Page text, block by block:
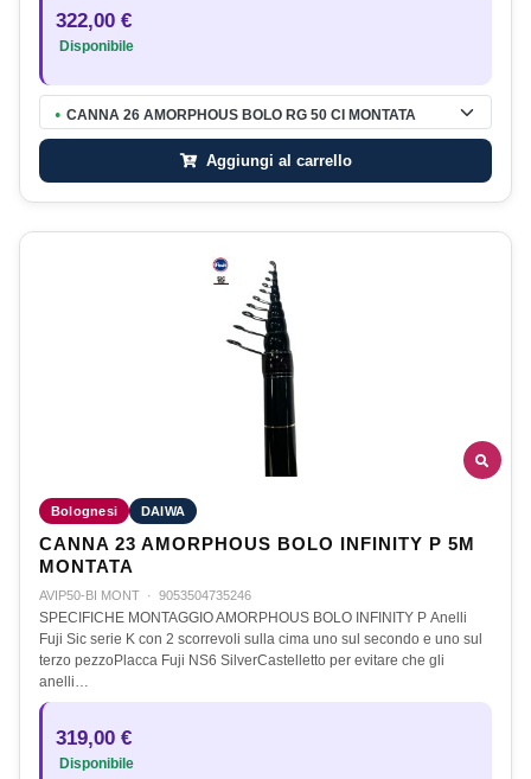
322,00 €
Disponibile
● CANNA 26 AMORPHOUS BOLO RG 50 CI MONTATA
Aggiungi al carrello
Bolognesi DAIWA
CANNA 23 AMORPHOUS BOLO INFINITY P 5M
MONTATA
AVIP50-BI MONT · 9053504735246
SPECIFICHE MONTAGGIO AMORPHOUS BOLO INFINITY P Anelli
Fuji Sic serie K con 2 scorrevoli sulla cima uno sul secondo e uno sul
terzo pezzoPlacca Fuji NS6 SilverCastelletto per evitare che gli
anelli…
319,00 €
Disponibile